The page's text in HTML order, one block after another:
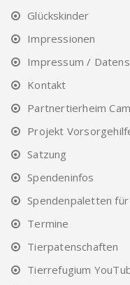
Glückskinder
Impressionen
Impressum /
Kontakt
Partnertierheim
Projekt
Satzung
Spendeninfos
Spendenpaletten
Termine
Tierpatenschaften
Tierrefugium